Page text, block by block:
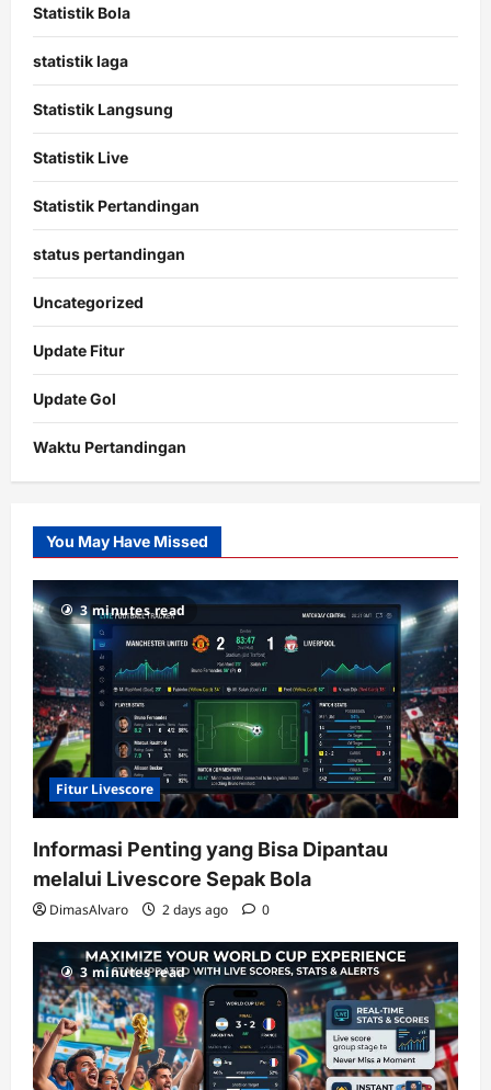
Statistik Bola
statistik laga
Statistik Langsung
Statistik Live
Statistik Pertandingan
status pertandingan
Uncategorized
Update Fitur
Update Gol
Waktu Pertandingan
Slot
Gacor
RTP
terupdate
You May Have Missed
3 minutes read
Fitur Livescore
Informasi Penting yang Bisa Dipantau
melalui Livescore Sepak Bola
DimasAlvaro 2 days ago 0
3 minutes read